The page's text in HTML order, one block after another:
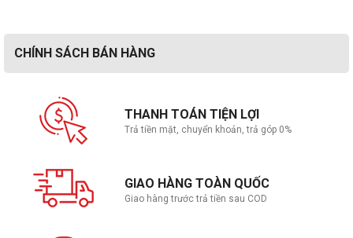
CHÍNH SÁCH BÁN HÀNG
THANH TOÁN TIỆN LỢI
Trả tiền mặt, chuyển khoản, trả góp 0%
GIAO HÀNG TOÀN QUỐC
Giao hàng trước trả tiền sau COD